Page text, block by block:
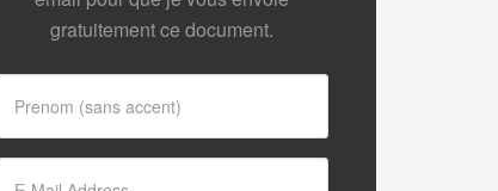
gratuitement ce document.